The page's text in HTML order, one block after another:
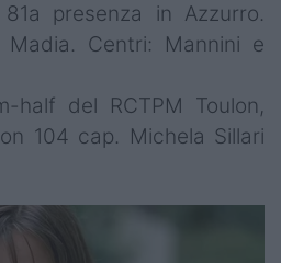
presenza in Azzurro.
Centri: Mannini e
half del RCTPM Toulon,
104 cap. Michela Sillari